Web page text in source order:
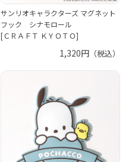
サンリオキャラクターズ マグネット
フック シナモロール
[ＣＲＡＦＴ ＫＹＯＴＯ]
1,320円 （税込）